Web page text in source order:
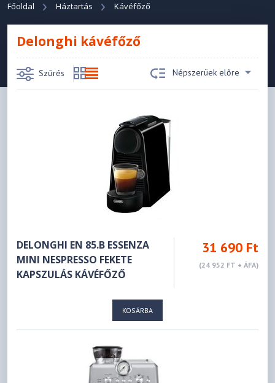
Főoldal Háztartás Kávéfőző
Delonghi kávéfőző
Szűrés Népszerüek előre
DELONGHI EN 85.B ESSENZA
MINI NESPRESSO FEKETE
KAPSZULÁS KÁVÉFŐZŐ
31 690 Ft
(24 952 FT + ÁFA)
KOSÁRBA